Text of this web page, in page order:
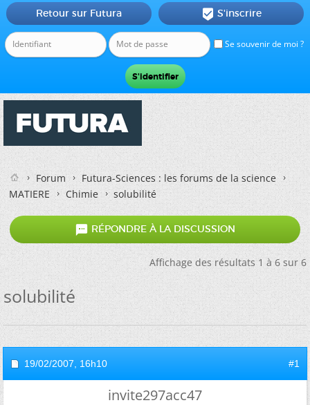
Se souvenir de moi ?
Retour sur Futura  S'inscrire
Forum
Futura-Sciences : les forums de la science
MATIERE
Chimie solubilité
 RÉPONDRE À LA DISCUSSION
Affichage des résultats 1 à 6 sur 6
solubilité
19/02/2007, 16h10 #1
invite297acc47